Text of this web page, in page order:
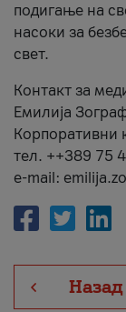
подигање на
насоки за
свет.
Контакт за
Емилија
Корпоративни
тел. ++389 75
e-mail:
Назад